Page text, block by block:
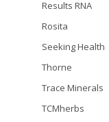
Results RNA
Rosita
Seeking Health
Thorne
Trace Minerals
TCMherbs